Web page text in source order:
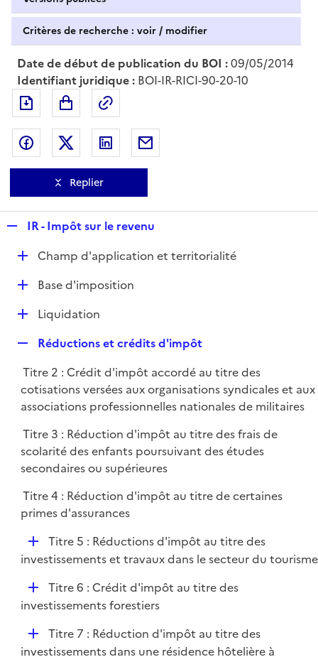
Critères de recherche : voir / modifier
Date de début de publication du BOI :09/05/2014
Identifiant juridique : BOI-IR-RICI-90-20-10
Exporter le document au format pdf
Partager sur Facebook
Partager sur Twitter
Partager sur LinkedIn
Replier
p
l
i
e
IR - Impôt sur le revenu
DChamp d'application et territorialité
D
e
r
Base d'imposition
D
l
i
e
r
Liquidation
p
l
i
e
Réductions et crédits d'impôt
Titre 2 : Crédit d'impôt accordé au titre des
cotisations versées aux organisations syndicales et aux
associations professionnelles nationales de militaires
Titre 3 : Réduction d'impôt au titre des frais de
scolarité des enfants poursuivant des études
secondaires ou supérieures
Titre 4 : Réduction d'impôt au titre de certaines
primes d'assurances
D
é
i
Titre 5 : Réductions d'impôt au titre des
investissements et travaux dans le secteur du tourisme
D
é
Titre 6 : Crédit d'impôt au titre des
investissements forestiers
D
é
Titre 7 : Réduction d'impôt au titre des
investissements dans une résidence hôtelière à